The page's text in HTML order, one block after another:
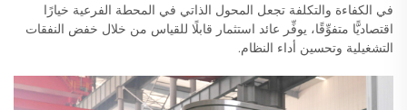
في الكفاءة والتكلفة تجعل المحول الذاتي في المحطة الفرعية خيارًا
اقتصاديًّا متفوِّقًا، يوفِّر عائد استثمار قابلًا للقياس من خلال خفض النفقات
التشغيلية وتحسين أداء النظام.